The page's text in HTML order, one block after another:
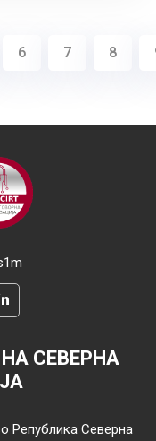
6 7 8
СЕВЕРНА
Република Северна